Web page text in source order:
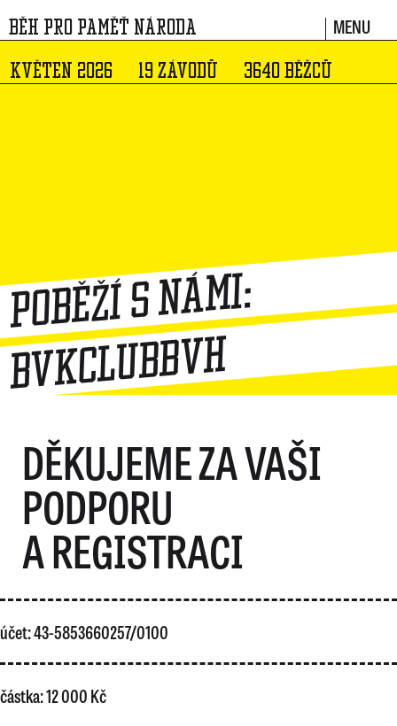
BĚH PRO PAMĚŤ NÁRODA MENU
KVĚTEN 2026 19 ZÁVODŮ 3640 BĚŽCŮ
Poběží s námi:
bvkclubbvh
DĚKUJEME ZA VAŠI
PODPORU
A REGISTRACI
účet: 43-5853660257/0100
částka: 12 000 Kč